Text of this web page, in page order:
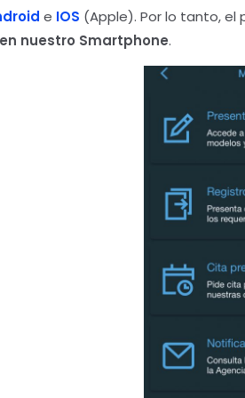
e IOS (Apple). Por lo tanto, el
nuestro Smartphone.